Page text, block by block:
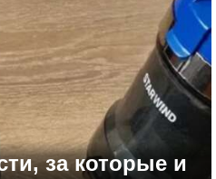
за которые и